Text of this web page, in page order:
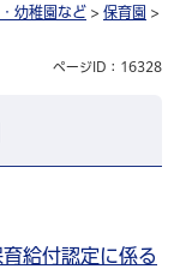
幼稚園など > 保育園 >
ページID：16328
給付認定に係る